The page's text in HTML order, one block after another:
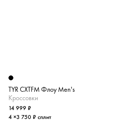
TYR CXTFM Флоу Men's
Кроссовки
14 999 ₽
4 ×3 750 ₽ сплит